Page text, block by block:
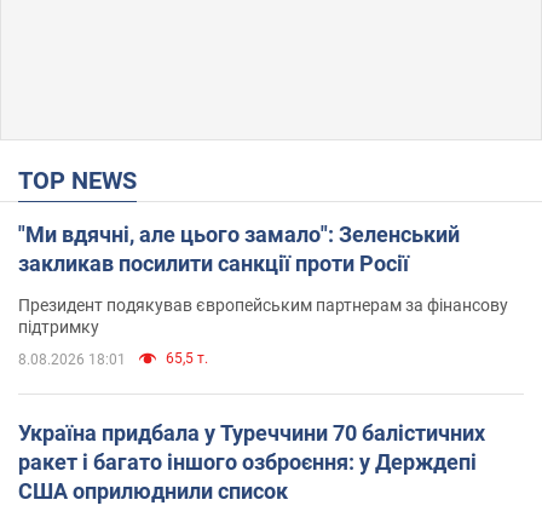
TOP NEWS
"Ми вдячні, але цього замало": Зеленський
закликав посилити санкції проти Росії
Президент подякував європейським партнерам за фінансову
підтримку
8.08.2026 18:01 65,5 т.
Україна придбала у Туреччини 70 балістичних
ракет і багато іншого озброєння: у Держдепі
США оприлюднили список